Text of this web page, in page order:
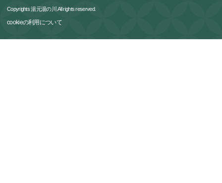
Copyrights 湯元湯の川.All rights reserved.
cookieの利用について